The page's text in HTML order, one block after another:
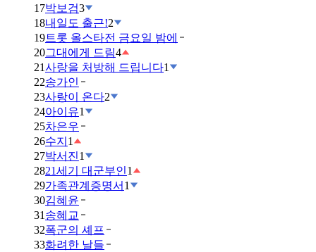
17박보검3
18내일도 출근!2
19트롯 올스타전 금요일 밤에
20그대에게 드림4
21사랑을 처방해 드립니다1
22송가인
23사랑이 온다2
24아이유1
25차은우
26수지 1
27박서진1
2821세기 대군부인1
29가족관계증명서 1
30김혜윤
31 송혜교
32폭군의 셰프
33화려한 날들